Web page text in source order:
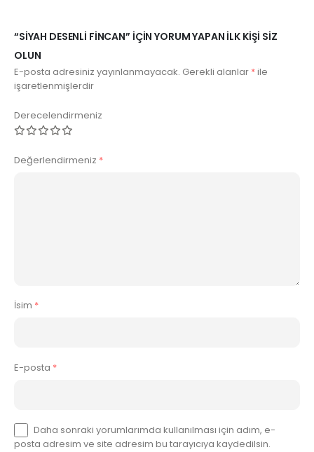
“SIYAH DESENLI FINCAN” IÇIN YORUM YAPAN ILK KIŞI SIZ
OLUN
E-posta adresiniz yayınlanmayacak. Gerekli alanlar *ile
işaretlenmişlerdir
Derecelendirmeniz
Değerlendirmeniz *
İsim *
E-posta *
Daha sonraki yorumlarımda kullanılması için adım, e-
posta adresim ve site adresim bu tarayıcıya kaydedilsin.